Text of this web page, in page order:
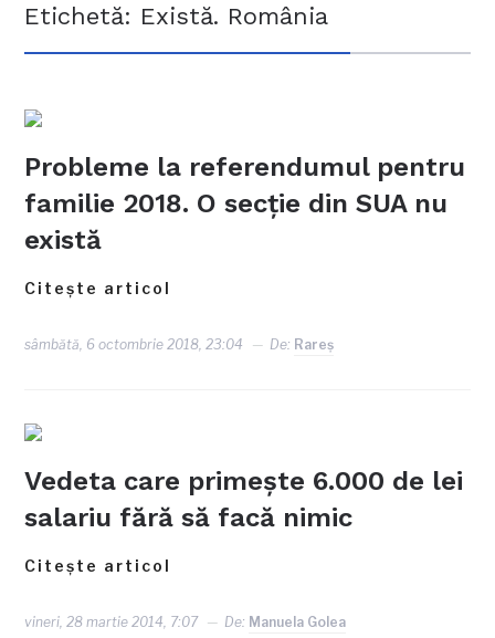
Etichetă: Există. România
Probleme la referendumul pentru
familie 2018. O secție din SUA nu
există
Citește articol
sâmbătă, 6 octombrie 2018, 23:04 De: Rareş
Vedeta care primeşte 6.000 de lei
salariu fără să facă nimic
Citește articol
vineri, 28 martie 2014, 7:07 De: Manuela Golea